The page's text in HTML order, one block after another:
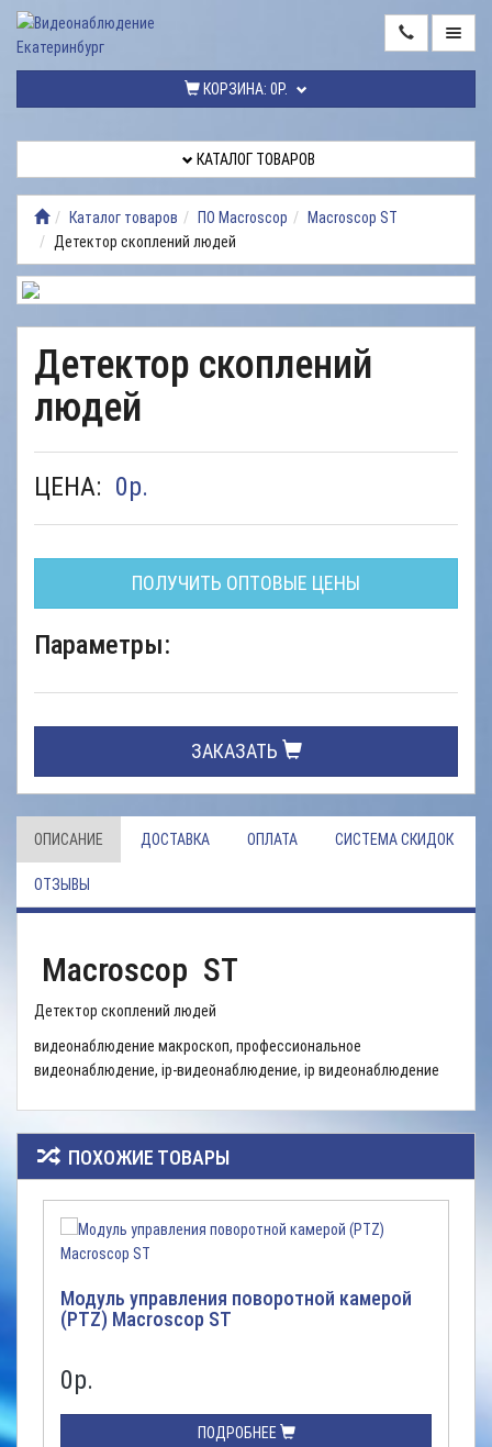
КОРЗИНА: 0Р.
ТОВАРОВ
ВИДЕОНАБЛЮДЕНИЯ
РЕМОНТ
ВИДЕОНАБЛЮДЕНИЯ
ДОСТАВКА
НАШИ
КОНТАКТЫ
КАТАЛОГ ТОВАРОВ
Каталог товаров ПО Macroscop
Macroscop ST
Детектор скоплений людей
Детектор скоплений
людей
ЦЕНА: 0р.
ПОЛУЧИТЬ ОПТОВЫЕ ЦЕНЫ
Параметры:
ЗАКАЗАТЬ
ОПИСАНИЕ ДОСТАВКА ОПЛАТА СИСТЕМА СКИДОК
ОТЗЫВЫ
Macroscop ST
Детектор скоплений людей
видеонаблюдение макроскоп, профессиональное
видеонаблюдение, ip-видеонаблюдение, ip видеонаблюдение
ПОХОЖИЕ ТОВАРЫ
Модуль управления поворотной камерой
(PTZ) Macroscop ST
0р.
ПОДРОБНЕЕ